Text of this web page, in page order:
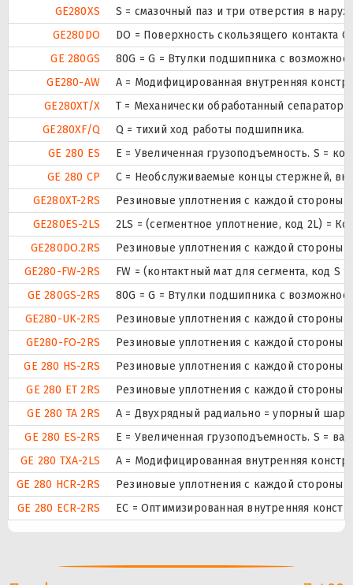
GE280XS
S = смазочный паз и три отверстия в
GE280DO
DO = Поверхность скользящего контакта
GE 280GS
80G = G = Втулки подшипника с
GE280-AW
A = Модифицированная внутренняя
GE280XT/X
T = Механически обработанный сепаратор
GE280XF/Q
Q = тихий ход работы подшипника.
GE 280 ES
E = Увеличенная грузоподъемность. S =
GE 280 CP
С = Необслуживаемые концы стержней,
GE280XT-2RS
Резиновые уплотнения с каждой стороны
GE280ES-2LS
2LS = (сегментное уплотнение, код 2L) =
GE280DO.2RS
Резиновые уплотнения с каждой стороны
GE280-FW-2RS
FW = (контактный мат для сегмента, код
GE 280GS-2RS
80G = G = Втулки подшипника с
GE280-UK-2RS
Резиновые уплотнения с каждой стороны
GE280-FO-2RS
Резиновые уплотнения с каждой стороны
GE 280 HS-2RS
Резиновые уплотнения с каждой стороны
GE 280 ET 2RS
Резиновые уплотнения с каждой стороны
GE 280 TA 2RS
A = Двухрядный радиально = упорный
GE 280 ES-2RS
E = Увеличенная грузоподъемность. S =
GE 280 TXA-2LS
A = Модифицированная внутренняя
GE 280 HCR-2RS
Резиновые уплотнения с каждой стороны
GE 280 ECR-2RS
EC = Оптимизированная внутренняя